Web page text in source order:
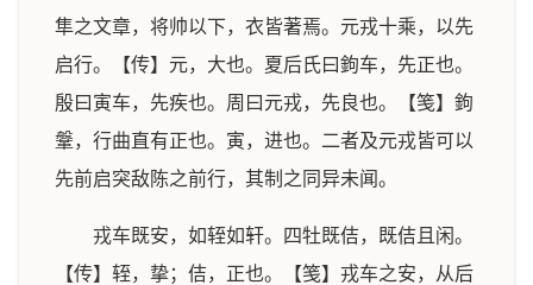
隼之文章，将帅以下，衣皆著焉。元戎十乘，以先
启行。【传】元，大也。夏后氏曰鉤车，先正也。
殷曰寅车，先疾也。周曰元戎，先良也。【笺】鉤
鞶，行曲直有正也。寅，进也。二者及元戎皆可以
先前启突敌陈之前行，其制之同异未闻。
戎车既安，如轾如轩。四牡既佶，既佶且闲。
【传】轾，挚；佶，正也。【笺】戎车之安，从后